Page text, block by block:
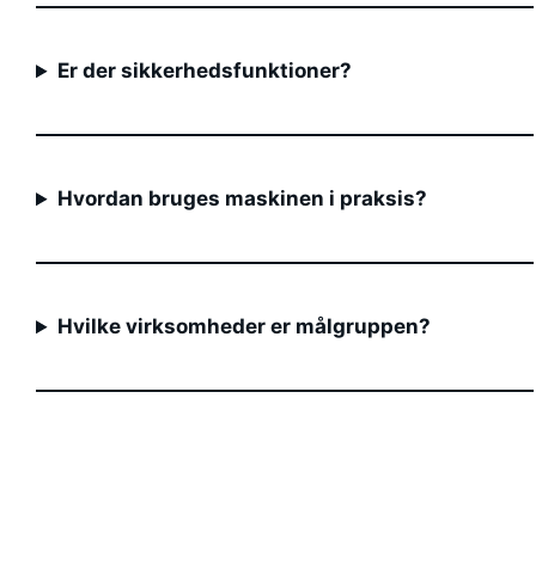
Er der sikkerhedsfunktioner?
Hvordan bruges maskinen i praksis?
Hvilke virksomheder er målgruppen?